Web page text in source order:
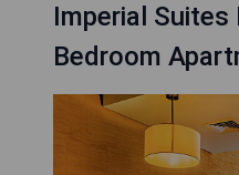
Imperial Suites
Bedroom